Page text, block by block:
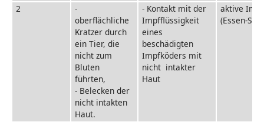
2
-
oberflächliche
Kratzer durch
ein Tier, die
nicht zum
Bluten
führten,
- Belecken der
nicht intakten
Haut.
- Kontakt mit der
Impfflüssigkeit
eines
beschädigten
Impfköders mit
nicht intakter
Haut
aktive
(Essen-